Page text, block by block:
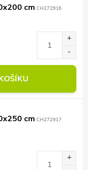
cm CH272916
cm CH272917